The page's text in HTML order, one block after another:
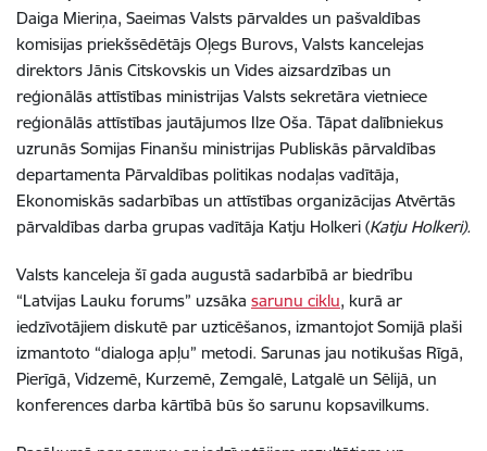
Daiga Mieriņa, Saeimas Valsts pārvaldes un pašvaldības
komisijas priekšsēdētājs Oļegs Burovs, Valsts kancelejas
direktors Jānis Citskovskis un Vides aizsardzības un
reģionālās attīstības ministrijas Valsts sekretāra vietniece
reģionālās attīstības jautājumos Ilze Oša. Tāpat dalībniekus
uzrunās Somijas Finanšu ministrijas Publiskās pārvaldības
departamenta Pārvaldības politikas nodaļas vadītāja,
Ekonomiskās sadarbības un attīstības organizācijas Atvērtās
pārvaldības darba grupas vadītāja Katju Holkeri (Katju Holkeri).
Valsts kanceleja šī gada augustā sadarbībā ar biedrību
“Latvijas Lauku forums” uzsāka sarunu ciklu, kurā ar
iedzīvotājiem diskutē par uzticēšanos, izmantojot Somijā plaši
izmantoto “dialoga apļu” metodi. Sarunas jau notikušas Rīgā,
Pierīgā, Vidzemē, Kurzemē, Zemgalē, Latgalē un Sēlijā, un
konferences darba kārtībā būs šo sarunu kopsavilkums.